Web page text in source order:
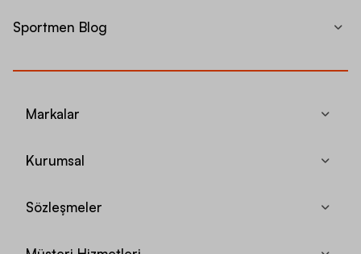
Sportmen Blog
Markalar
Kurumsal
Sözleşmeler